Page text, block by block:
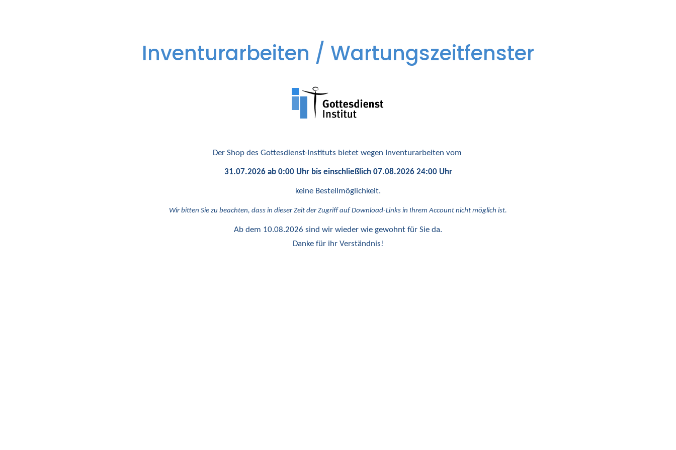
Inventurarbeiten / Wartungszeitfenster
Der Shop des Gottesdienst-Instituts bietet wegen Inventurarbeiten vom
31.07.2026 ab 0:00 Uhr bis einschließlich 07.08.2026 24:00 Uhr
keine Bestellmöglichkeit.
Wir bitten Sie zu beachten, dass in dieser Zeit der Zugriff auf Download-Links in Ihrem Account nicht möglich ist.
Ab dem 10.08.2026 sind wir wieder wie gewohnt für Sie da.
Danke für ihr Verständnis!